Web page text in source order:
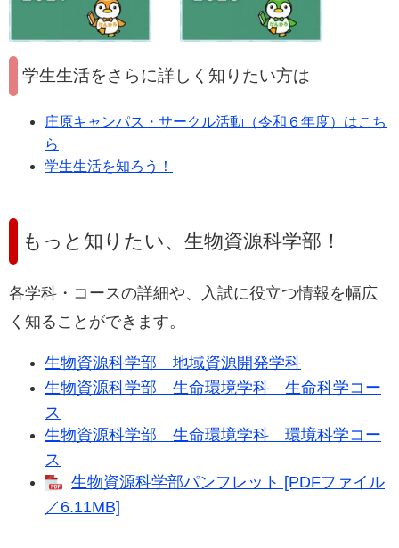
学生生活をさらに詳しく知りたい方は
庄原キャンパス・サークル活動（令和６年度）はこち
ら
学生生活を知ろう！
もっと知りたい、生物資源科学部！
各学科・コースの詳細や、入試に役立つ情報を幅広
く知ることができます。
生物資源科学部 地域資源開発学科
生物資源科学部 生命環境学科 生命科学コー
ス
生物資源科学部 生命環境学科 環境科学コー
ス
生物資源科学部パンフレット [PDFファイル
／6.11MB]